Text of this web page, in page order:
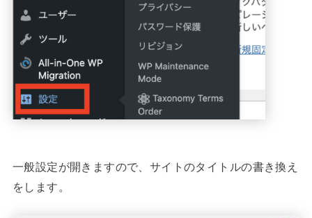
一般設定が開きますので、サイトのタイトルの書き換え
をします。